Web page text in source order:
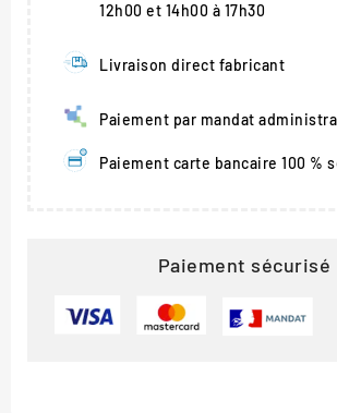
12h00 et 14h00 à 17h30
Livraison direct fabricant
Paiement par mandat
Paiement carte bancaire 100 %
Paiement sécurisé